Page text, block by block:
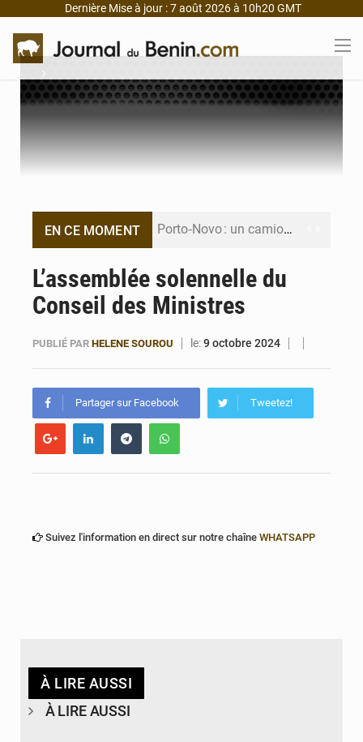
Dernière Mise à jour : 7 août 2026 à 10h20 GMT
›
EN CE MOMENT Porto‑Novo : un camion de produits pétroliers embrase Avakpa
Bénin et Canada scellent un partenariat inédit
Bénin : Le CEG La Verdure de Ouèdo fait sa mue pour la rentrée
L’assemblée solennelle du
Conseil des Ministres
PUBLIÉ PAR HELENE SOUROU le:9 octobre 2024
Partager sur Facebook Tweetez!
Suivez l'information en direct sur notre chaîne WHATSAPP
À LIRE AUSSI
À LIRE AUSSI